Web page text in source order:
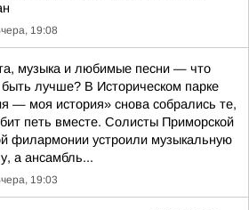
19:08
музыка и любимые песни — что
лучше? В Историческом парке
— моя история» снова собрались те,
петь вместе. Солисты Приморской
филармонии устроили музыкальную
а ансамбль...
19:03